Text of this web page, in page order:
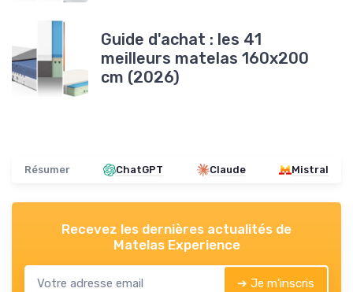
Guide d'achat : les 41
meilleurs matelas 160x200
cm (2026)
Résumer ChatGPT Claude Mistral
Recevez les dernières actualités de
Matelas Experience
➔ Je m'inscris